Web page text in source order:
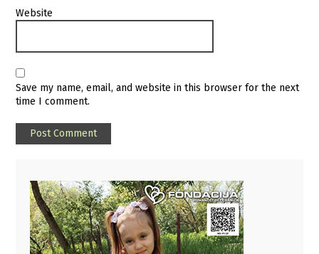
Website
Save my name, email, and website in this browser for the next
time I comment.